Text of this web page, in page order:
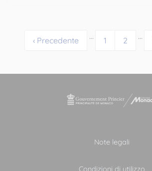
‹ Precedente … 1 2 …
Note legali
Condizioni di utilizzo